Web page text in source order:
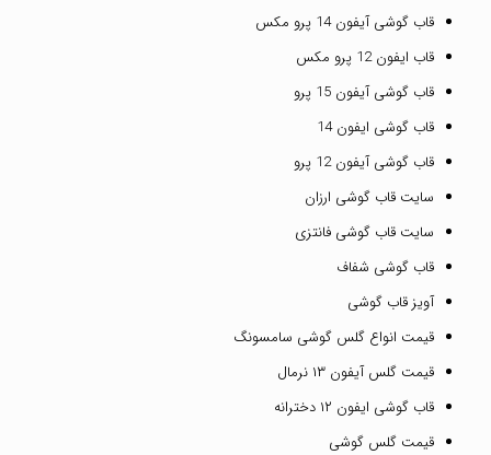
قاب گوشی آیفون 14 پرو مکس
قاب ایفون 12 پرو مکس
قاب گوشی آیفون 15 پرو
قاب گوشی ایفون 14
قاب گوشی آیفون 12 پرو
سایت قاب گوشی ارزان
سایت قاب گوشی فانتزی
قاب گوشی شفاف
آویز قاب گوشی
قیمت انواع گلس گوشی سامسونگ
قیمت گلس آیفون ۱۳ نرمال
قاب گوشی ایفون ۱۲ دخترانه
قیمت گلس گوشی